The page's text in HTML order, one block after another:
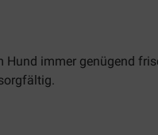
immer genügend